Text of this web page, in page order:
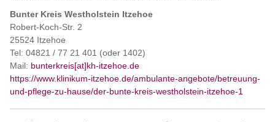
Bunter Kreis Westholstein Itzehoe
Robert-Koch-Str. 2
25524 Itzehoe
Tel: 04821 / 77 21 401 (oder 1402)
Mail: bunterkreis[at]kh-itzehoe.de
https://www.klinikum-itzehoe.de/ambulante-angebote/betreuung-
und-pflege-zu-hause/der-bunte-kreis-westholstein-itzehoe-1